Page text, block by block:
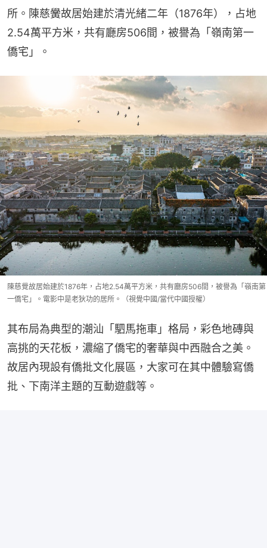
所。陳慈黌故居始建於清光緒二年（1876年），占地
2.54萬平方米，共有廳房506間，被譽為「嶺南第一
僑宅」。
陳慈覺故居始建於1876年，占地2.54萬平方米，共有廳房506間，被譽為「嶺南第
一僑宅」。電影中是老狄功的居所。（視覺中國/當代中國授權）
其布局為典型的潮汕「駟馬拖車」格局，彩色地磚與
高挑的天花板，濃縮了僑宅的奢華與中西融合之美。
故居內現設有僑批文化展區，大家可在其中體驗寫僑
批、下南洋主題的互動遊戲等。